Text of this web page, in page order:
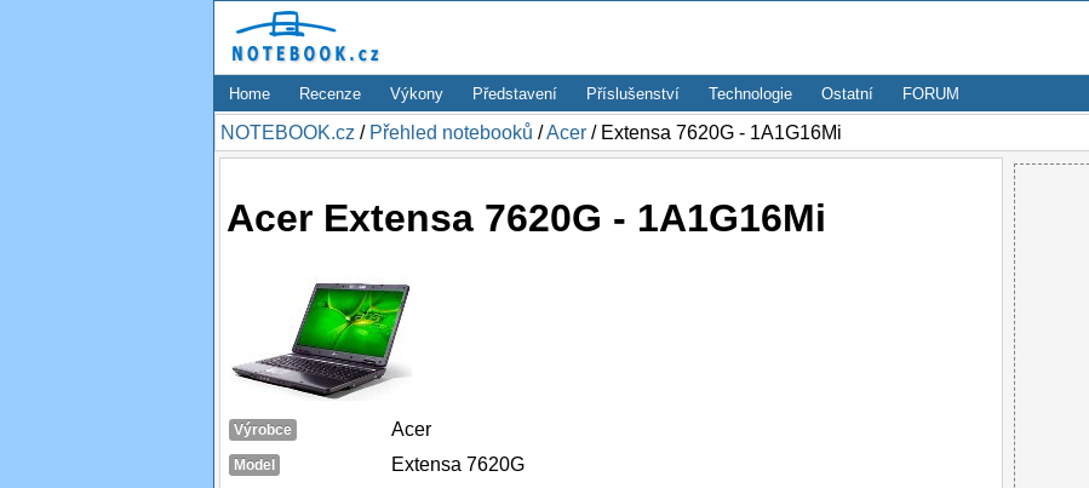
Home Recenze Výkony Představení Příslušenství Technologie Ostatní FORUM
NOTEBOOK.cz / Přehled notebooků /Acer / Extensa 7620G - 1A1G16Mi
Acer Extensa 7620G - 1A1G16Mi
Výrobce Acer
Model Extensa 7620G